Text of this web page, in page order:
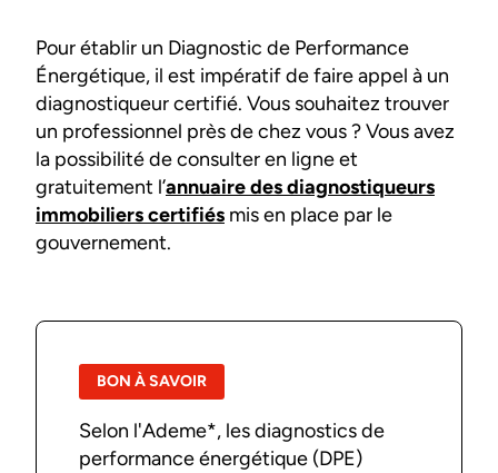
Pour établir un Diagnostic de Performance
Énergétique, il est impératif de faire appel à un
diagnostiqueur certifié. Vous souhaitez trouver
un professionnel près de chez vous ? Vous avez
la possibilité de consulter en ligne et
gratuitement l’annuaire des diagnostiqueurs
immobiliers certifiés mis en place par le
gouvernement.
BON À SAVOIR
Selon l'Ademe*, les diagnostics de
performance énergétique (DPE)